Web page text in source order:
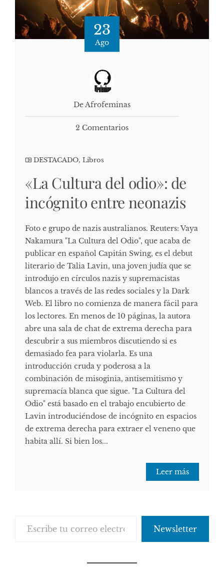
23
Ago
De Afrofeminas
2 Comentarios
DESTACADO, Libros
«La Cultura del odio»: de
incógnito entre neonazis
Foto e grupo de nazis australianos. Reuters: Vaya
Nakamura "La Cultura del Odio", que acaba de
publicar en español Capitán Swing, es el debut
literario de Talia Lavin, una joven judía que se
introdujo en círculos nazis y supremacistas
blancos a través de las redes sociales y la Dark
Web. El libro no comienza de manera fácil para
los lectores. En menos de 10 páginas, la autora
abre una sala de chat de extrema derecha para
descubrir a sus miembros discutiendo si es
demasiado fea para violarla. Es una
introducción cruda y poderosa a la
combinación de misoginia, antisemitismo y
supremacía blanca que sigue. "La Cultura del
Odio" está basado en el trabajo encubierto de
Lavin introduciéndose de incógnito en espacios
de extrema derecha para extraer el veneno que
habita allí. Si bien los...
Leer más
Newsletter